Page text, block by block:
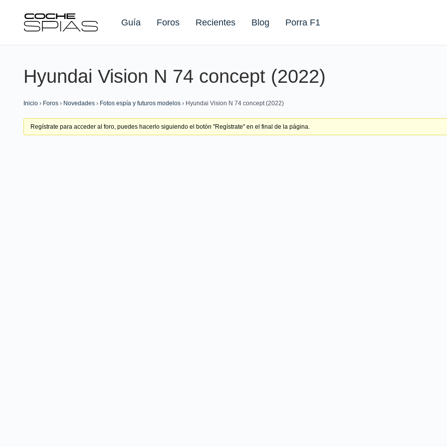
Guía Foros Recientes Blog Porra F1
Buscar:
Hyundai Vision N 74 concept (2022)
Inicio › Foros › Novedades › Fotos espía y futuros modelos › Hyundai Vision N 74 concept (2022)
Regístrate para acceder al foro, puedes hacerlo siguiendo el botón "Regístrate" en el final de la página.